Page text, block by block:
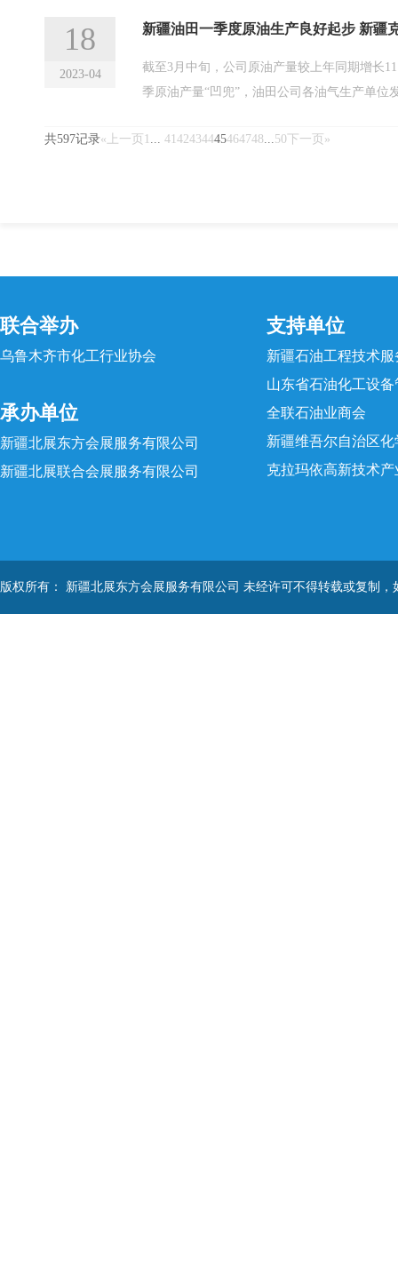
18
2023-04
新疆油田一季度原油生产良好起步 新疆
截至3月中旬，公司原油产量较上年同期增长
季原油产量“凹兜”，油田公司各油气生产单
共597记录«上一页 1 ... 41 42434445464748...50 下一页»
联合举办
乌鲁木齐市化工行业协会
承办单位
新疆北展东方会展服务有限公司
新疆北展联合会展服务有限公司
支持单位
新疆石油工程技术
山东省石油化工设
全联石油业商会
新疆维吾尔自治区化
克拉玛依高新技术
版权所有： 新疆北展东方会展服务有限公司 未经许可不得转载或复制